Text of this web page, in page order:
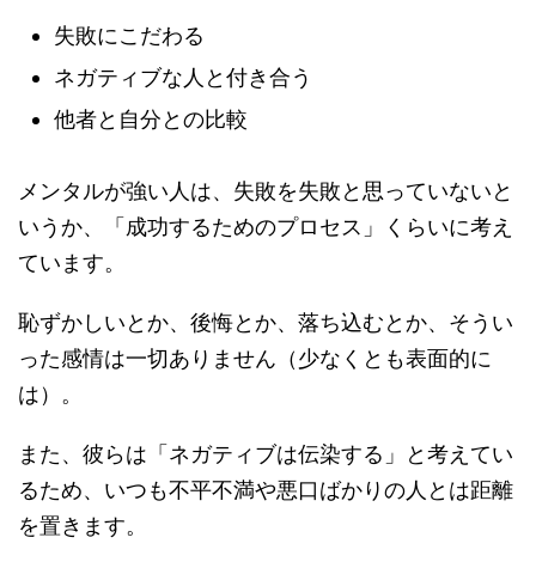
失敗にこだわる
ネガティブな人と付き合う
他者と自分との比較
メンタルが強い人は、失敗を失敗と思っていないと
いうか、「成功するためのプロセス」くらいに考え
ています。
恥ずかしいとか、後悔とか、落ち込むとか、そうい
った感情は一切ありません（少なくとも表面的に
は）。
また、彼らは「ネガティブは伝染する」と考えてい
るため、いつも不平不満や悪口ばかりの人とは距離
を置きます。